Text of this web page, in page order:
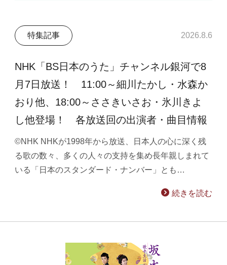
特集記事 2026.8.6
NHK「BS日本のうた」チャンネル銀河で8
月7日放送！ 11:00～細川たかし・水森か
おり他、18:00～ささきいさお・氷川きよ
し他登場！ 各放送回の出演者・曲目情報
©NHK NHKが1998年から放送、日本人の心に深く残
る歌の数々、多くの人々の支持を集め長年親しまれて
いる「日本のスタンダード・ナンバー」とも…
続きを読む